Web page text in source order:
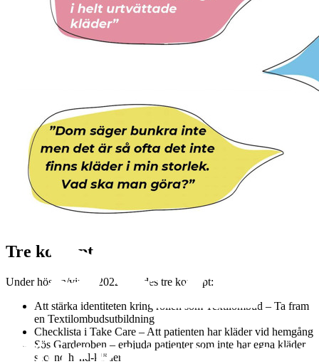
Tre koncept
Under hösten/vinter 2022 testades tre koncept:
Att stärka identiteten kring rollen som Textilombud – Ta fram
en Textilombudsutbildning
Checklista i Take Care – Att patienten har kläder vid hemgång
Sös Garderoben – erbjuda patienter som inte har egna kläder
second hand-kläder